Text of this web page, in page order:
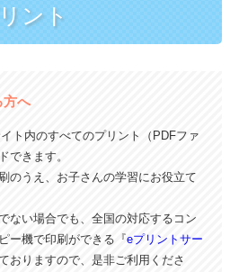
ント
方へ
ト内のすべてのプリント（PDFファ
できます。
のうえ、お子さんの学習にお役立て
ない場合でも、全国の対応するコン
ー機で印刷ができる『eプリントサー
おりますので、是非ご利用くださ